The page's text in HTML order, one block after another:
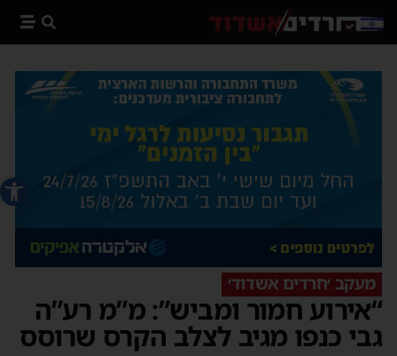
פתח
מעקב ׳חרדים אשדוד׳
“אירוע חמור ומביש”: מ”מ רע”ה
גבי כנפו מגיב לצלב הקרס שרוסס